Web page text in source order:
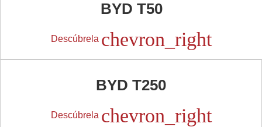
BYD T50
Descúbrela chevron_right
BYD T250
Descúbrela chevron_right